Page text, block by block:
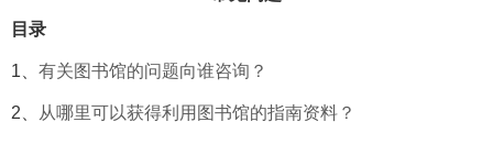
目录
1、 有关图书馆的问题向谁咨询？
2、 从哪里可以获得利用图书馆的指南资料？